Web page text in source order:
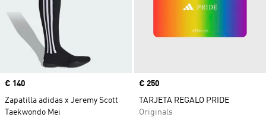
Precio
€ 140
Zapatilla adidas x Jeremy Scott
Taekwondo Mei
Precio
€ 250
TARJETA REGALO PRIDE
Originals